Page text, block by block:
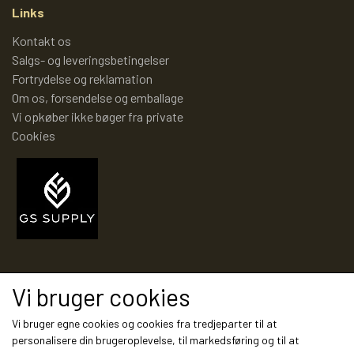
PIXI PEGEBOG
LÆR TAL MED PIXI
PIXI-ALFABETET - LÆR BOGSTAVER
PIXI-JULEKALENDER
Links
Kontakt os
Salgs- og leveringsbetingelser
Fortrydelse og reklamation
Om os, forsendelse og emballage
Vi opkøber ikke bøger fra private
Cookies
Modtag vores nyhedsbrev via e-mail
Tilmeld
Vi bruger cookies
Vi bruger egne cookies og cookies fra tredjeparter til at
personalisere din brugeroplevelse, til markedsføring og til at